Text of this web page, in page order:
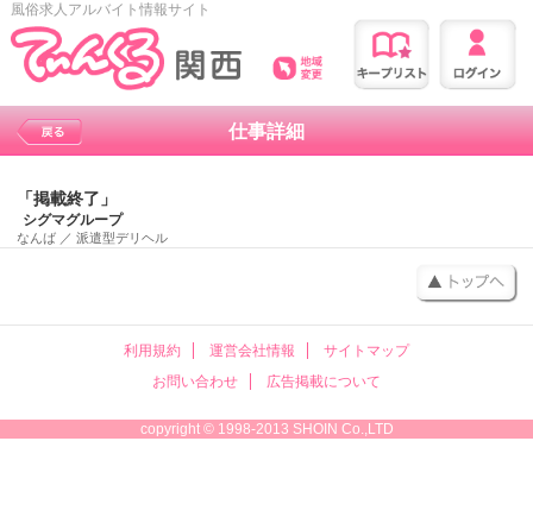
風俗求人アルバイト情報サイト
仕事詳細
「掲載終了」
シグマグループ
なんば ／派遣型デリヘル
利用規約 運営会社情報
サイトマップ
お問い合わせ
広告掲載について
copyright © 1998-2013 SHOIN Co.,LTD